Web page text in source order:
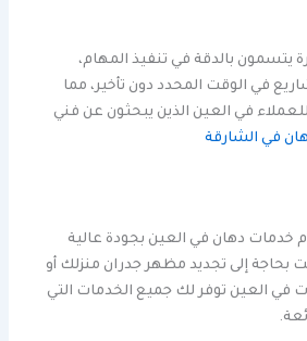
يتسمون بالدقة في تنفيذ المهام،
في الوقت المحدد دون تأخير، مما
في العين الذين يبحثون عن فني
في الشارقة
خدمات دهان في العين بجودة عالية
بحاجة إلى تجديد مظهر جدران منزلك أو
في العين توفر لك جميع الخدمات التي